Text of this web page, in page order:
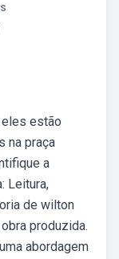
eles estão
na praça
a
Leitura,
de wilton
produzida.
abordagem